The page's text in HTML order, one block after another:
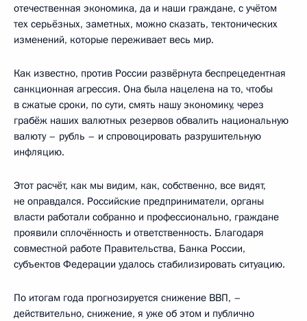
отечественная экономика, да и наши граждане, с учётом
тех серьёзных, заметных, можно сказать, тектонических
изменений, которые переживает весь мир.
Как известно, против России развёрнута беспрецедентная
санкционная агрессия. Она была нацелена на то, чтобы
в сжатые сроки, по сути, смять нашу экономику, через
грабёж наших валютных резервов обвалить национальную
валюту – рубль – и спровоцировать разрушительную
инфляцию.
Этот расчёт, как мы видим, как, собственно, все видят,
не оправдался. Российские предприниматели, органы
власти работали собранно и профессионально, граждане
проявили сплочённость и ответственность. Благодаря
совместной работе Правительства, Банка России,
субъектов Федерации удалось стабилизировать ситуацию.
По итогам года прогнозируется снижение ВВП, –
действительно, снижение, я уже об этом и публично